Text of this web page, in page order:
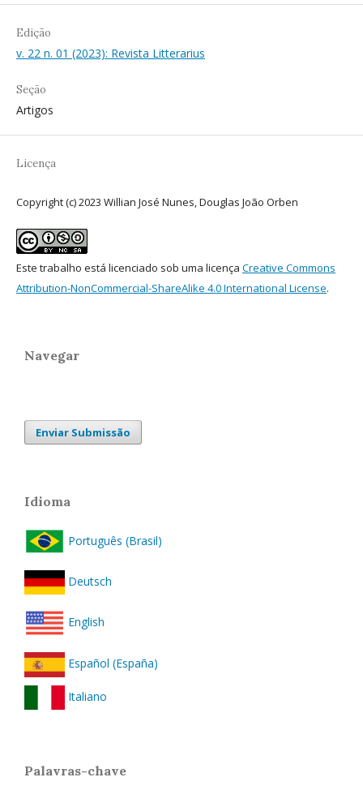
Edição
v. 22 n. 01 (2023): Revista Litterarius
Seção
Artigos
Licença
Copyright (c) 2023 Willian José Nunes, Douglas João Orben
Este trabalho está licenciado sob uma licença Creative Commons
Attribution-NonCommercial-ShareAlike 4.0 International License.
Navegar
Enviar Submissão
Idioma
Português (Brasil)
Deutsch
English
Español (España)
Italiano
Palavras-chave